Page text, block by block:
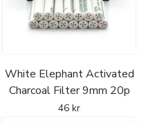
White Elephant Activated
Charcoal Filter 9mm 20p
46 kr